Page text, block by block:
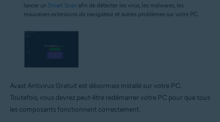
lancer un Smart Scan afin de détecter les virus, les malwares, les
mauvaises extensions de navigateur et autres problèmes sur votre PC.
Avast Antivirus Gratuit est désormais installé sur votre PC.
Toutefois, vous devrez peut-être redémarrer votre PC pour que tous
les composants fonctionnent correctement.